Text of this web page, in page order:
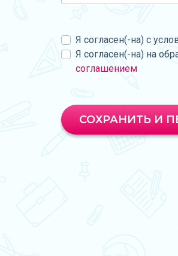
Я согласен(-на) с
Я согласен(-на) на
соглашением
СОХРАНИТЬ И